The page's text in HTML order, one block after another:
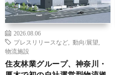
2026.08.06
プレスリリースなど
動向/展望
物流施設
住友林業グループ、神奈川・